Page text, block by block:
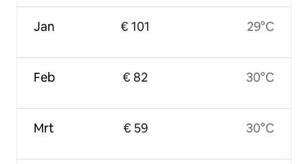
Jan
Feb
Mrt
€ 101
€ 82
€ 59
29°C
30°C
30°C